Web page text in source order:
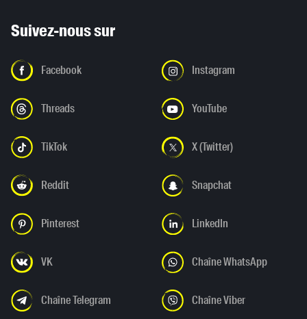
Suivez-nous sur
Facebook Instagram
Threads YouTube
TikTok X (Twitter)
Reddit Snapchat
Pinterest LinkedIn
VK Chaîne WhatsApp
Chaîne Telegram Chaîne Viber